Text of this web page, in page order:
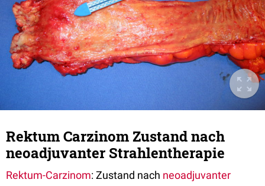
Rektum Carzinom Zustand nach
neoadjuvanter Strahlentherapie
Rektum-Carzinom: Zustand nach neoadjuvanter